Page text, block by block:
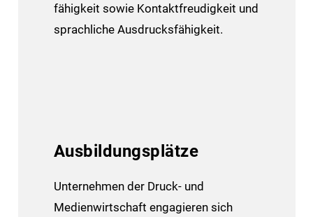
fähigkeit sowie Kontakt­freudigkeit und
sprachliche Ausdrucksfähigkeit.
Ausbildungsplätze
Unternehmen der Druck- und
Medienwirtschaft engagieren sich